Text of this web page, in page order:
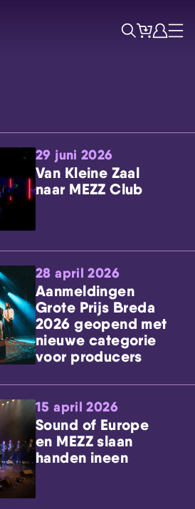
Skip navigatie
ZoekTicketsAccount
Menu
29 juni 2026
Van Kleine Zaal
naar MEZZ Club
28 april 2026
Aanmeldingen
Grote Prijs Breda
2026 geopend met
nieuwe categorie
voor producers
15 april 2026
Sound of Europe
en MEZZ slaan
handen ineen